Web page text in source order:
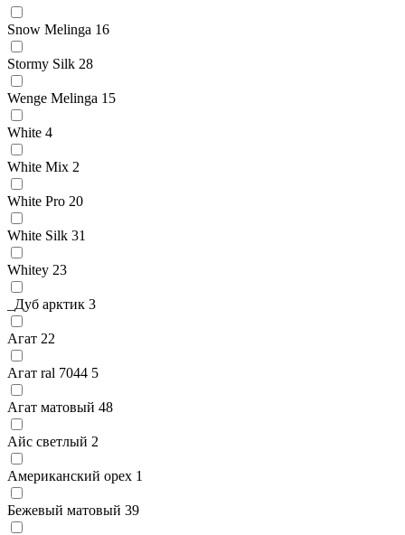
Snow Melinga 16
Stormy Silk 28
Wenge Melinga 15
White 4
White Mix 2
White Pro 20
White Silk 31
Whitey 23
_Дуб арктик 3
Агат 22
Агат ral 7044 5
Агат матовый 48
Айс светлый 2
Американский орех 1
Бежевый матовый 39